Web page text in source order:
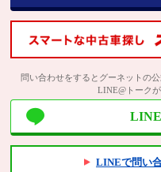
問い合わせをするとグーネットの
LINE@トーク
LINEで問い